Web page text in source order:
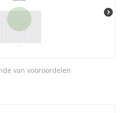
van vooroordelen